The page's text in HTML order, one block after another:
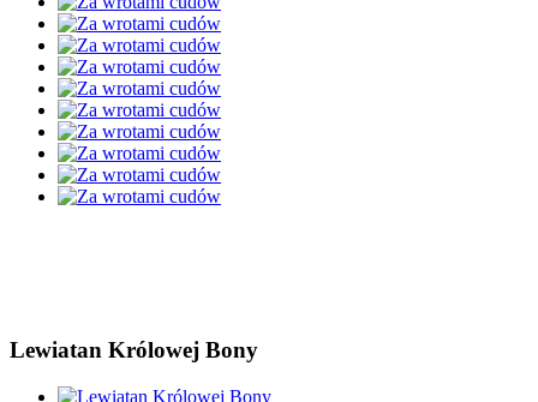
Lewiatan Królowej Bony